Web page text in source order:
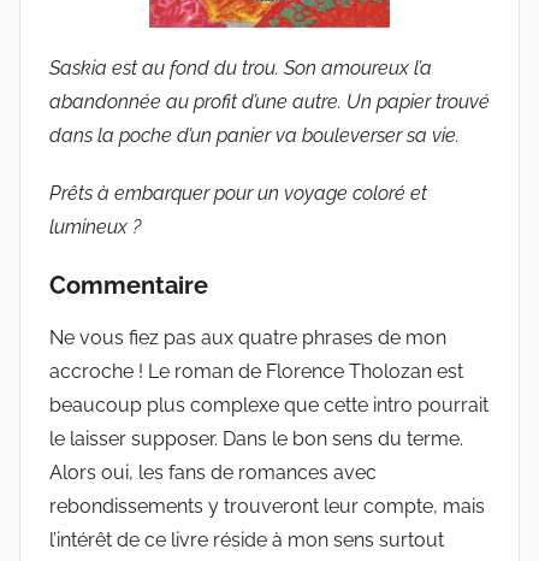
m
r
Saskia est au fond du trou. Son amoureux l’a
abandonnée au profit d’une autre. Un papier trouvé
dans la poche d’un panier va bouleverser sa vie.
Prêts à embarquer pour un voyage coloré et
lumineux ?
Commentaire
Ne vous fiez pas aux quatre phrases de mon
accroche ! Le roman de Florence Tholozan est
beaucoup plus complexe que cette intro pourrait
le laisser supposer. Dans le bon sens du terme.
Alors oui, les fans de romances avec
rebondissements y trouveront leur compte, mais
l’intérêt de ce livre réside à mon sens surtout